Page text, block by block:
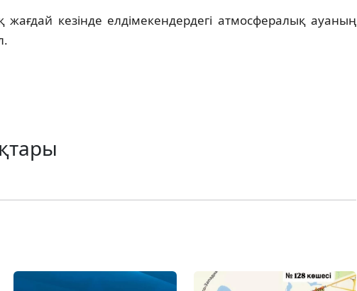
кезінде елдімекендердегі атмосфералық ауаның